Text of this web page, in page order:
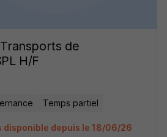
de
H/F
Temps partiel
disponible depuis le 18/06/26